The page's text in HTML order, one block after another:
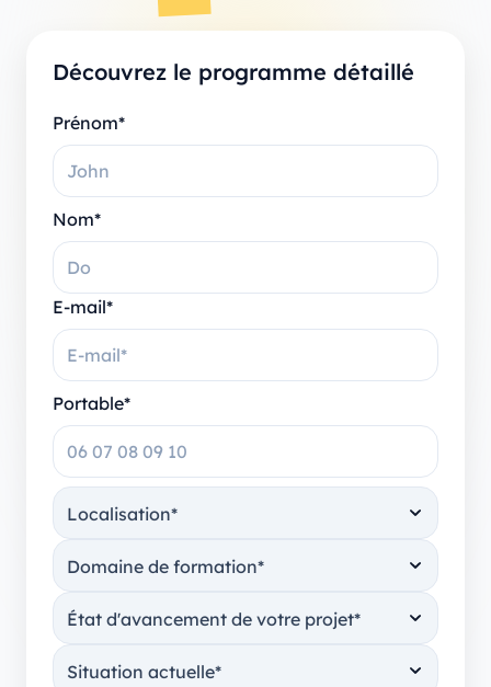
Découvrez le programme détaillé
Prénom*
Nom*
E-mail*
Portable*